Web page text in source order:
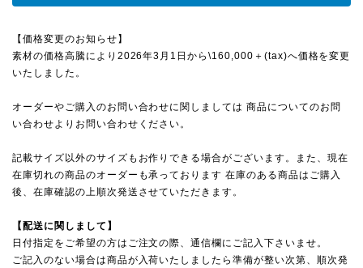
【価格変更のお知らせ】
素材の価格高騰により2026年3月1日から\160,000＋(tax)へ価格を変更
いたしました。
オーダーやご購入のお問い合わせに関しましては 商品についてのお問
い合わせよりお問い合わせください。
記載サイズ以外のサイズもお作りできる場合がございます。また、現在
在庫切れの商品のオーダーも承っております 在庫のある商品はご購入
後、在庫確認の上順次発送させていただきます。
【配送に関しまして】
日付指定をご希望の方はご注文の際、通信欄にご記入下さいませ。
ご記入のない場合は商品が入荷いたしましたら準備が整い次第、順次発